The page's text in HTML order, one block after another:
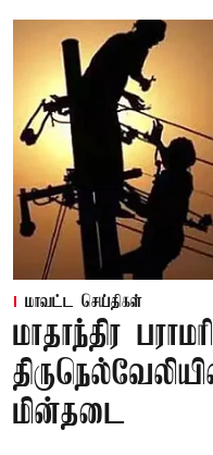
மாவட்ட செய்திகள்
மாதாந்திர
மின்தடை